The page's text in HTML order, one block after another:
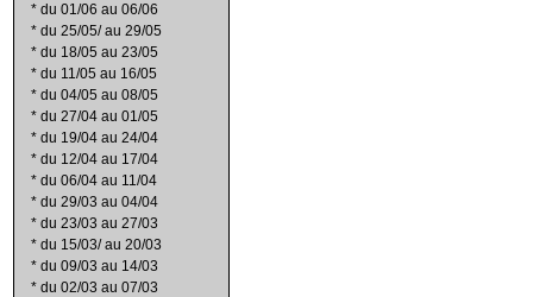
* du 01/06 au 06/06
* du 25/05/ au 29/05
* du 18/05 au 23/05
* du 11/05 au 16/05
* du 04/05 au 08/05
* du 27/04 au 01/05
* du 19/04 au 24/04
* du 12/04 au 17/04
* du 06/04 au 11/04
* du 29/03 au 04/04
* du 23/03 au 27/03
* du 15/03/ au 20/03
* du 09/03 au 14/03
* du 02/03 au 07/03